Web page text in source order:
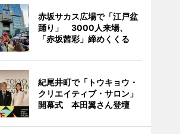
赤坂サカス広場で「江戸盆
踊り」 3000人来場、
「赤坂茜彩」締めくくる
紀尾井町で「トウキョウ・
クリエイティブ・サロン」
開幕式 本田翼さん登壇